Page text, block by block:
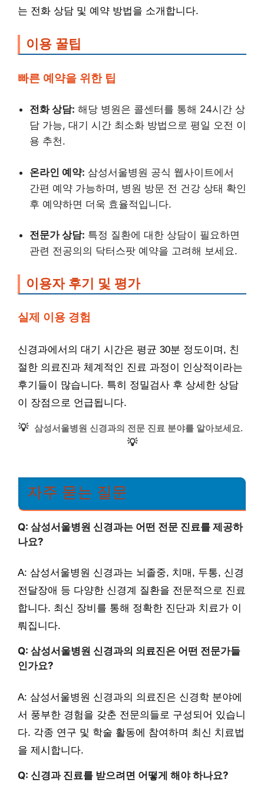
는 전화 상담 및 예약 방법을 소개합니다.
이용 꿀팁
빠른 예약을 위한 팁
전화 상담: 해당 병원은 콜센터를 통해 24시간 상
담 가능, 대기 시간 최소화 방법으로 평일 오전 이
용 추천.
온라인 예약: 삼성서울병원 공식 웹사이트에서
간편 예약 가능하며, 병원 방문 전 건강 상태 확인
후 예약하면 더욱 효율적입니다.
전문가 상담: 특정 질환에 대한 상담이 필요하면
관련 전공의의 닥터스팟 예약을 고려해 보세요.
이용자 후기 및 평가
실제 이용 경험
신경과에서의 대기 시간은 평균 30분 정도이며, 친
절한 의료진과 체계적인 진료 과정이 인상적이라는
후기들이 많습니다. 특히 정밀검사 후 상세한 상담
이 장점으로 언급됩니다.
💡 삼성서울병원 신경과의 전문 진료 분야를 알아보세요.
💡
자주 묻는 질문
Q: 삼성서울병원 신경과는 어떤 전문 진료를 제공하
나요?
A: 삼성서울병원 신경과는 뇌졸중, 치매, 두통, 신경
전달장애 등 다양한 신경계 질환을 전문적으로 진료
합니다. 최신 장비를 통해 정확한 진단과 치료가 이
뤄집니다.
Q: 삼성서울병원 신경과의 의료진은 어떤 전문가들
인가요?
A: 삼성서울병원 신경과의 의료진은 신경학 분야에
서 풍부한 경험을 갖춘 전문의들로 구성되어 있습니
다. 각종 연구 및 학술 활동에 참여하며 최신 치료법
을 제시합니다.
Q: 신경과 진료를 받으려면 어떻게 해야 하나요?